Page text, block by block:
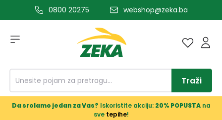
glavni sadržaj0800 20275 webshop@zeka.ba
Traži
Da srolamo jedan za Vas? Iskoristite akciju: 20% POPUSTAna
sve tepihe!